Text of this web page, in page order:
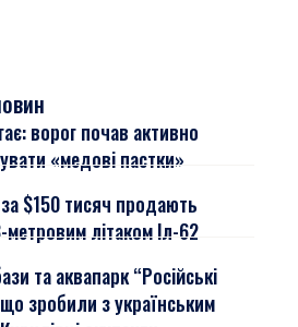
ворог почав активно
«медові пастки»
$150 тисяч продають
літаком Іл-62
та аквапарк “Російські
зробили з українським